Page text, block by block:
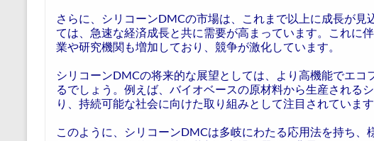
さらに、シリコーンDMCの市場は、これまで以上に成長が見
ては、急速な経済成長と共に需要が高まっています。これに
業や研究機関も増加しており、競争が激化しています。
シリコーンDMCの将来的な展望としては、より高機能でエコ
るでしょう。例えば、バイオベースの原材料から生産される
り、持続可能な社会に向けた取り組みとして注目されています
このように、シリコーンDMCは多岐にわたる応用法を持ち、